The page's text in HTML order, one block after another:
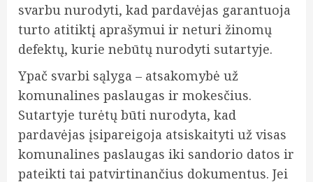
svarbu nurodyti, kad pardavėjas garantuoja
turto atitiktį aprašymui ir neturi žinomų
defektų, kurie nebūtų nurodyti sutartyje.
Ypač svarbi sąlyga – atsakomybė už
komunalines paslaugas ir mokesčius.
Sutartyje turėtų būti nurodyta, kad
pardavėjas įsipareigoja atsiskaityti už visas
komunalines paslaugas iki sandorio datos ir
pateikti tai patvirtinančius dokumentus. Jei